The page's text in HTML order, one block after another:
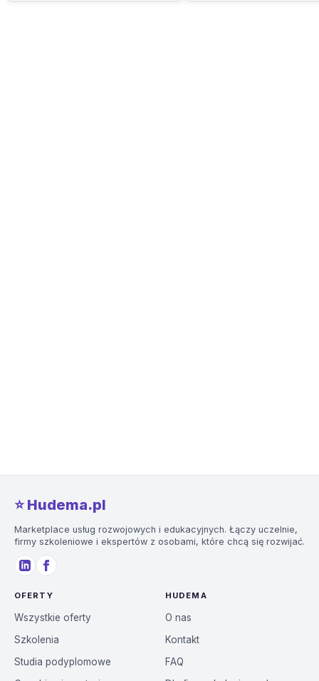
⭐️ Hudema.pl
Marketplace usług rozwojowych i edukacyjnych. Łączy uczelnie,
firmy szkoleniowe i ekspertów z osobami, które chcą się rozwijać.
OFERTY
Wszystkie oferty
Szkolenia
Studia podyplomowe
HUDEMA
O nas
Kontakt
FAQ